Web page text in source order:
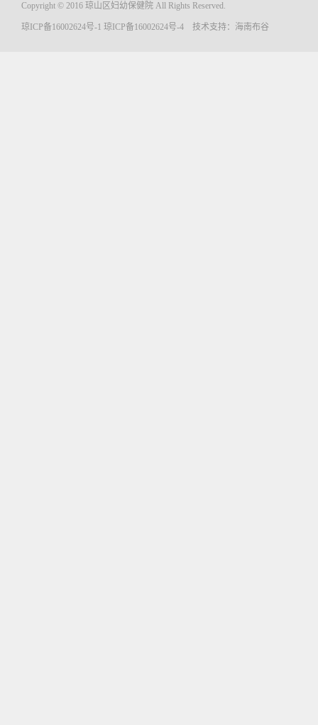
Copyright © 2016 琼山区妇幼保健院 All Rights Reserved.
琼ICP备16002624号-1 琼ICP备16002624号-4 技术支持： 海南布谷